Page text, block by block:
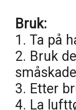
Bruk:
1. Ta på
2. Bruk
3. Etter
4. La